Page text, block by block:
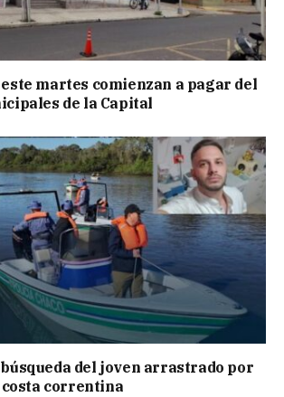
martes comienzan a pagar del
de la Capital
del joven arrastrado por
correntina